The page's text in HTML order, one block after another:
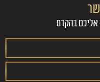
אליכם בהקדם